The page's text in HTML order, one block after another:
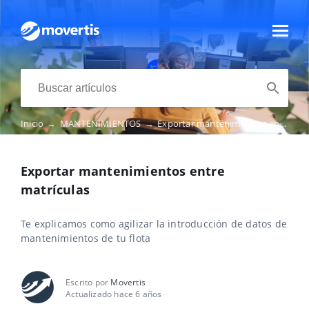
Inicio→ MANTENIMIENTOS→ Exportar mantenimientos entre matrículas
Exportar mantenimientos entre
matrículas
Te explicamos como agilizar la introducción de datos de
mantenimientos de tu flota
Escrito por Movertis
Actualizado hace 6 años